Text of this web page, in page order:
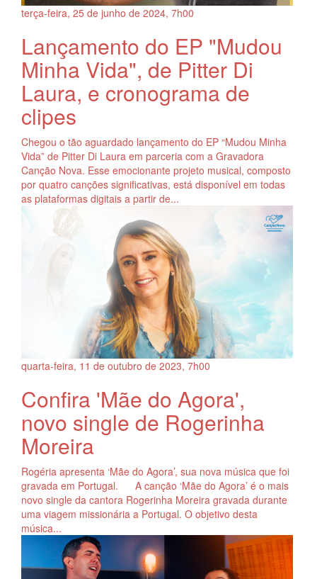
terça-feira, 25 de junho de 2024, 7h00
Lançamento do EP "Mudou
Minha Vida", de Pitter Di
Laura, e cronograma de
clipes
Chegou o tão aguardado lançamento do EP “Mudou Minha
Vida” de Pitter Di Laura em parceria com a Gravadora
Canção Nova. Esse emocionante projeto musical, composto
por quatro canções significativas, está disponível em todas
as plataformas digitais a partir de...
quarta-feira, 11 de outubro de 2023, 7h00
Confira 'Mãe do Agora',
novo single de Rogerinha
Moreira
Rogéria apresenta ‘Mãe do Agora’, sua nova música que foi
gravada em Portugal. A canção ‘Mãe do Agora’ é o mais
novo single da cantora Rogerinha Moreira gravada durante
uma viagem missionária a Portugal. O objetivo desta
música...